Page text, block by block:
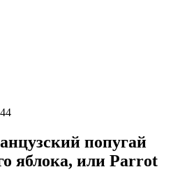
попугай
яблока, или Parrot